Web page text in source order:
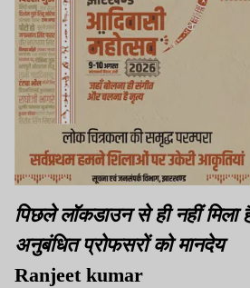
पिछले लॉकडाउन से ही नहीं मिला
अनुबंधित प्रोफसरों को मानदेय
Ranjeet kumar